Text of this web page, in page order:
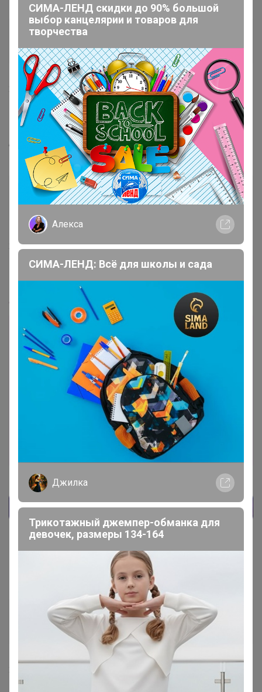
Любовь Кравцова
Виртуоз СП
23 января, 2023 09:17
Бонифаций, здравствуйте. Если есть в наличии,
включите пожалуйста в счёт, сразу оплачу. Можно
будет в первый развоз попасть?
Бонифаций
Серебряный организатор
23 января, 2023 12:04
по омеги разобрали, в наличии есть вот эта омега
ok.ru/purchase/530946/catalog/19525
569
758р
Омега-3 60% (высокая концентрация ПНЖК),
60 гелевых капсул
Стоп 09 августа
Правильные Витамины и Питание для Спорта/
Фитнеса без рекламного обмана!
Любовь Кравцова
Виртуоз СП
23 января, 2023 15:58
СИМА-ЛЕНД скидки до 90% большой
выбор канцелярии и товаров для
творчества
Алекса
СИМА-ЛЕНД: Всё для школы и сада
Джилка
Трикотажный джемпер-обманка для
девочек, размеры 134-164